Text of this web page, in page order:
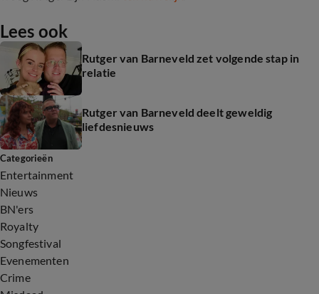
Lees ook
Rutger van Barneveld zet volgende stap in
relatie
Rutger van Barneveld deelt geweldig
liefdesnieuws
Categorieën
Entertainment
Nieuws
BN'ers
Royalty
Songfestival
Evenementen
Crime